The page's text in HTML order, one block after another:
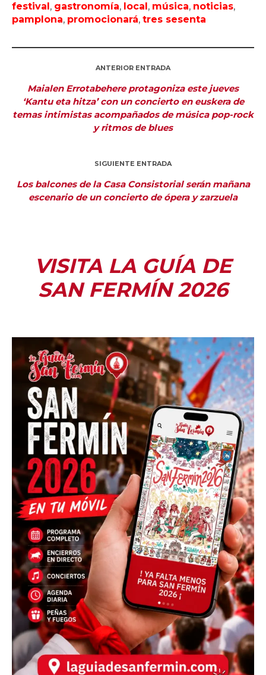
festival, gastronomía, local, música, noticias,
pamplona, promocionará, tres sesenta
ANTERIOR ENTRADA
Maialen Errotabehere protagoniza este jueves
‘Kantu eta hitza’ con un concierto en euskera de
temas intimistas acompañados de música pop-rock
y ritmos de blues
SIGUIENTE ENTRADA
Los balcones de la Casa Consistorial serán mañana
escenario de un concierto de ópera y zarzuela
VISITA LA GUÍA DE
SAN FERMÍN 2026